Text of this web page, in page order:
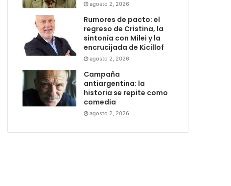
agosto 2, 2026
Rumores de pacto: el
regreso de Cristina, la
sintonía con Milei y la
encrucijada de Kicillof
agosto 2, 2026
Campaña
antiargentina: la
historia se repite como
comedia
agosto 2, 2026